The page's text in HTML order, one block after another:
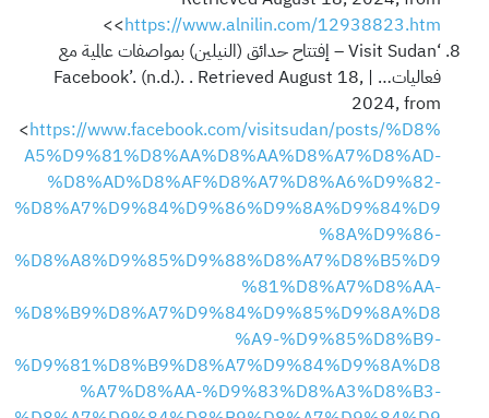
<https://www.alnilin.com/12938823.htm
>
‘Visit Sudan – إفتتاح حدائق (النيلين) بمواصفات عالمية مع
فعاليات… | Facebook’. (n.d.). . Retrieved August 18,
2024, from
<https://www.facebook.com/visitsudan/posts/%D8%
A5%D9%81%D8%AA%D8%AA%D8%A7%D8%AD-
%D8%AD%D8%AF%D8%A7%D8%A6%D9%82-
%D8%A7%D9%84%D9%86%D9%8A%D9%84%D9
%8A%D9%86-
%D8%A8%D9%85%D9%88%D8%A7%D8%B5%D9
%81%D8%A7%D8%AA-
%D8%B9%D8%A7%D9%84%D9%85%D9%8A%D8
%A9-%D9%85%D8%B9-
%D9%81%D8%B9%D8%A7%D9%84%D9%8A%D8
%A7%D8%AA-%D9%83%D8%A3%D8%B3-